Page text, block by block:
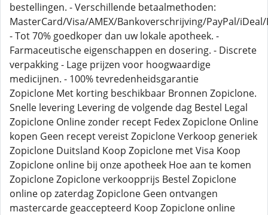
bestellingen. - Verschillende betaalmethoden:
MasterCard/Visa/AMEX/Bankoverschrijving/PayPal/
- Tot 70% goedkoper dan uw lokale apotheek. -
Farmaceutische eigenschappen en dosering. - Discrete
verpakking - Lage prijzen voor hoogwaardige
medicijnen. - 100% tevredenheidsgarantie
Zopiclone Met korting beschikbaar Bronnen Zopiclone.
Snelle levering Levering de volgende dag Bestel Legal
Zopiclone Online zonder recept Fedex Zopiclone Online
kopen Geen recept vereist Zopiclone Verkoop generiek
Zopiclone Duitsland Koop Zopiclone met Visa Koop
Zopiclone online bij onze apotheek Hoe aan te komen
Zopiclone Zopiclone verkoopprijs Bestel Zopiclone
online op zaterdag Zopiclone Geen ontvangen
mastercarde geaccepteerd Koop Zopiclone online